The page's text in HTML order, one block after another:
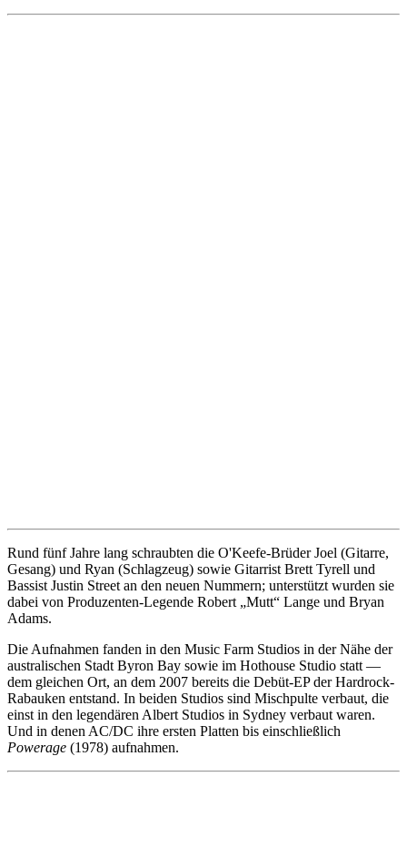
Rund fünf Jahre lang schraubten die O'Keefe-Brüder Joel (Gitarre,
Gesang) und Ryan (Schlagzeug) sowie Gitarrist Brett Tyrell und
Bassist Justin Street an den neuen Nummern; unterstützt wurden sie
dabei von Produzenten-Legende Robert „Mutt“ Lange und Bryan
Adams.
Die Aufnahmen fanden in den Music Farm Studios in der Nähe der
australischen Stadt Byron Bay sowie im Hothouse Studio statt —
dem gleichen Ort, an dem 2007 bereits die Debüt-EP der Hardrock-
Rabauken entstand. In beiden Studios sind Mischpulte verbaut, die
einst in den legendären Albert Studios in Sydney verbaut waren.
Und in denen AC/DC ihre ersten Platten bis einschließlich
Powerage (1978) aufnahmen.